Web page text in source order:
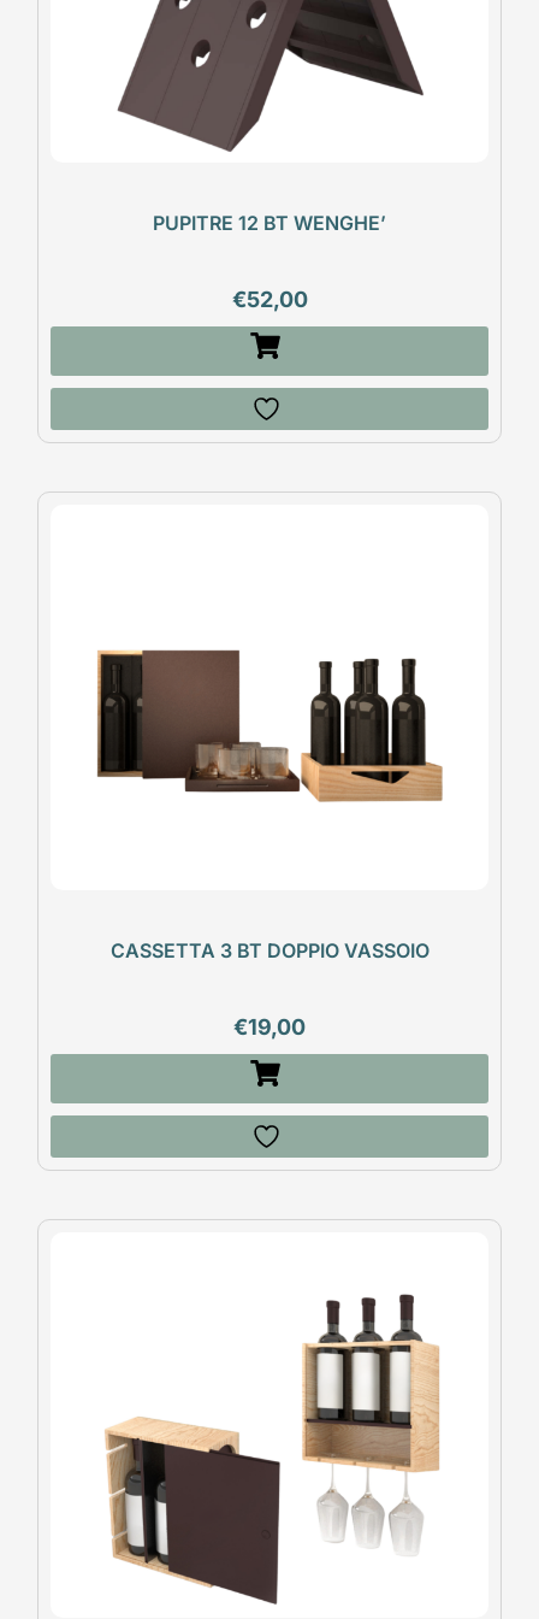
PUPITRE 12 BT WENGHE’
€52,00
CASSETTA 3 BT DOPPIO VASSOIO
€19,00